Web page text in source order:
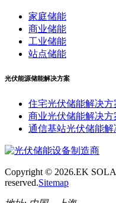
家庭储能
商业储能
工业储能
站点储能
光伏能源储能解决方案
住宅光伏储能解决方
商业光伏储能解决方
通信基站光伏储能解
Copyright © 2026.EK
reserved.Sitemap